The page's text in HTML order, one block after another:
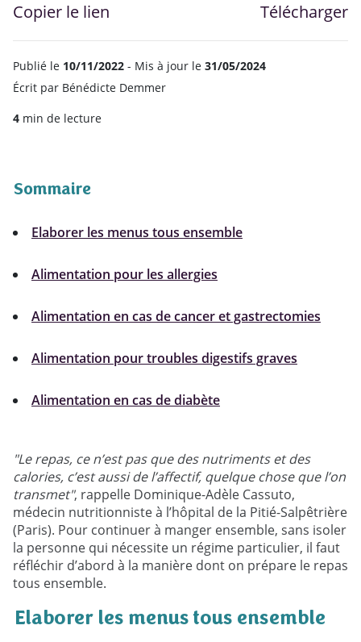
Copier le lien Télécharger
Publié le 10/11/2022 - Mis à jour le 31/05/2024
Écrit par Bénédicte Demmer
4 min de lecture
Sommaire
Elaborer les menus tous ensemble
Alimentation pour les allergies
Alimentation en cas de cancer et gastrectomies
Alimentation pour troubles digestifs graves
Alimentation en cas de diabète
"Le repas, ce n’est pas que des nutriments et des
calories, c’est aussi de l’affectif, quelque chose que l’on
transmet", rappelle Dominique-Adèle Cassuto,
médecin nutritionniste à l’hôpital de la Pitié-Salpêtrière
(Paris). Pour continuer à manger ensemble, sans isoler
la personne qui nécessite un régime particulier, il faut
réfléchir d’abord à la manière dont on prépare le repas
tous ensemble.
Elaborer les menus tous ensemble